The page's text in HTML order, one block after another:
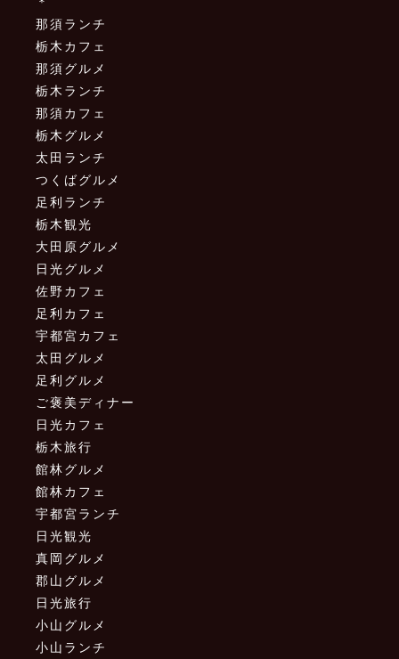
那須ランチ
栃木カフェ
那須グルメ
栃木ランチ
那須カフェ
栃木グルメ
太田ランチ
つくばグルメ
足利ランチ
栃木観光
大田原グルメ
日光グルメ
佐野カフェ
足利カフェ
宇都宮カフェ
太田グルメ
足利グルメ
ご褒美ディナー
日光カフェ
栃木旅行
館林グルメ
館林カフェ
宇都宮ランチ
日光観光
真岡グルメ
郡山グルメ
日光旅行
小山グルメ
小山ランチ